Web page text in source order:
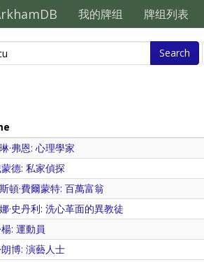
我的牌组 牌组列表
Search
·弗恩: 心理學家
蒙德: 私家偵探
頓·費爾蒙特: 百萬富翁
·史丹利: 洗心革面的異教徒
楊: 運動員
朗博: 演藝人士